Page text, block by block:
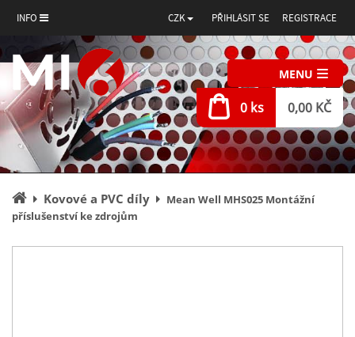
INFO CZK PŘIHLÁSIT SE REGISTRACE
MENU
0 ks 0,00 KČ
Úvodní
stránka
Kovové a PVC díly
Mean Well MHS025 Montážní
příslušenství ke zdrojům